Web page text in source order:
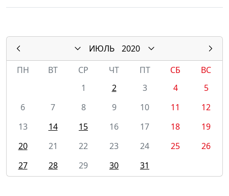
ИЮЛЬ
2020
ПН
ВТ СР ЧТ ПТ СБ
ВС
1
2 3 4
5
6
7 8 9 10 11
12
13
14 15 16 17 18
19
20
21 22 23 24 25
26
27
28 29 30 31